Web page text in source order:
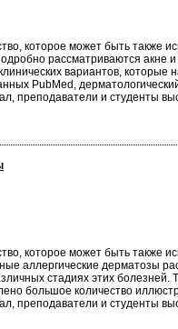
которое может быть
рассматриваются
вариантов,
PubMed,
преподаватели и студенты
которое может быть
аллергические дерматозы
стадиях этих
большое количество
преподаватели и студенты